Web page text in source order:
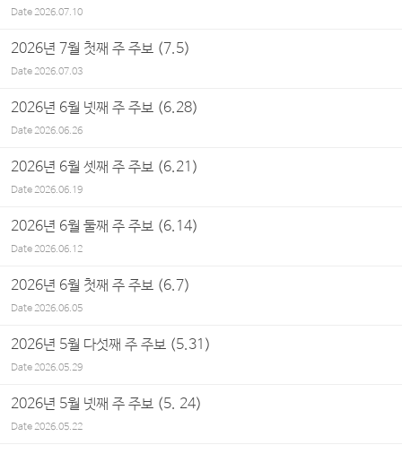
Date2026.07.10
2026년 7월 첫째 주 주보 (7.5)
Date2026.07.03
2026년 6월 넷째 주 주보 (6.28)
Date2026.06.26
2026년 6월 셋째 주 주보 (6.21)
Date2026.06.19
2026년 6월 둘째 주 주보 (6.14)
Date2026.06.12
2026년 6월 첫째 주 주보 (6.7)
Date2026.06.05
2026년 5월 다섯째 주 주보 (5.31)
Date2026.05.29
2026년 5월 넷째 주 주보 (5. 24)
Date2026.05.22